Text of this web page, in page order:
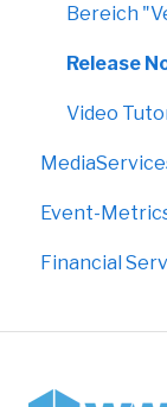
Bereich
Release
Video
Rollups
Event-
FAQ
Financial